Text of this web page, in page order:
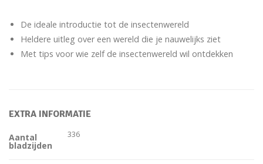
De ideale introductie tot de insectenwereld
Heldere uitleg over een wereld die je nauwelijks ziet
Met tips voor wie zelf de insectenwereld wil ontdekken
EXTRA INFORMATIE
Aantal
bladzijden
336